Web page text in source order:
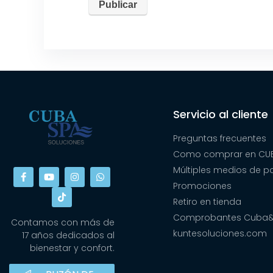
Contamos con más de
17 años dedicados al
bienestar y confort.
Servicio al cliente
Preguntas frecuentes
Como comprar en
Múltiples medios de
Promociones
Retiro en tienda
Comprobantes
kuntesoluciones.com